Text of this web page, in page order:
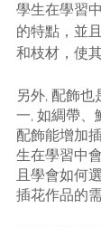
學生在學習
的特點，並
和枝材，使
另外, 配飾也
一, 如綢帶、
配飾能增加
生在學習中
且學會如何
插花作品的需